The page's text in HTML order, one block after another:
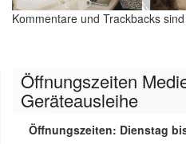
Kommentare und Trackbacks
Öffnungszeiten
Geräteausleihe
Öffnungszeiten: Dienstag